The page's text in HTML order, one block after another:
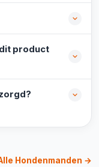
product
Hondenmanden →